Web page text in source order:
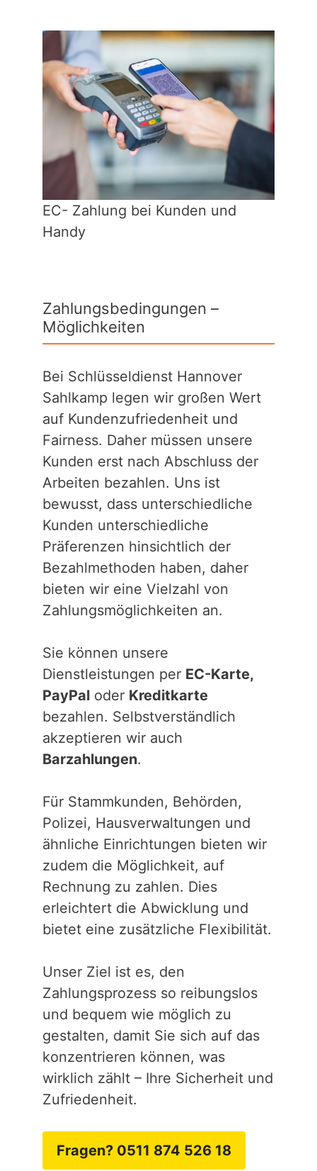
Zahlungsbedingungen –
Möglichkeiten
Bei Schlüsseldienst Hannover
Sahlkamp legen wir großen Wert
auf Kundenzufriedenheit und
Fairness. Daher müssen unsere
Kunden erst nach Abschluss der
Arbeiten bezahlen. Uns ist
bewusst, dass unterschiedliche
Kunden unterschiedliche
Präferenzen hinsichtlich der
Bezahlmethoden haben, daher
bieten wir eine Vielzahl von
Zahlungsmöglichkeiten an.
Sie können unsere
Dienstleistungen per EC-Karte,
PayPal oder Kreditkarte
bezahlen. Selbstverständlich
akzeptieren wir auch
Barzahlungen.
Für Stammkunden, Behörden,
Polizei, Hausverwaltungen und
ähnliche Einrichtungen bieten wir
zudem die Möglichkeit, auf
Rechnung zu zahlen. Dies
erleichtert die Abwicklung und
bietet eine zusätzliche Flexibilität.
Unser Ziel ist es, den
Zahlungsprozess so reibungslos
und bequem wie möglich zu
gestalten, damit Sie sich auf das
konzentrieren können, was
wirklich zählt – Ihre Sicherheit und
Zufriedenheit.
Fragen? 0511 874 526 18
EC- Zahlung bei Kunden und
Handy